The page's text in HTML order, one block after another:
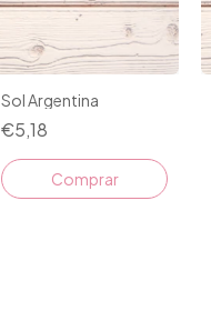
Sol Argentina
€5,18
Comprar